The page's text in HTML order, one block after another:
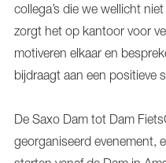
collega’s die we wellicht
zorgt het op kantoor voor
motiveren elkaar en
bijdraagt aan een positieve
De Saxo Dam tot Dam
georganiseerd evenement,